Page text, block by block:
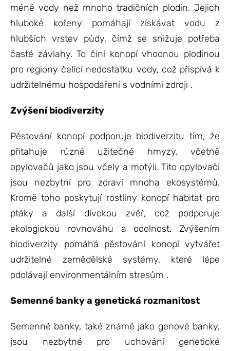
méně vody než mnoho tradičních plodin. Jejich
hluboké kořeny pomáhají získávat vodu z
hlubších vrstev půdy, čímž se snižuje potřeba
časté závlahy. To činí konopí vhodnou plodinou
pro regiony čelící nedostatku vody, což přispívá k
udržitelnému hospodaření s vodními zdroji .
Zvýšení biodiverzity
Pěstování konopí podporuje biodiverzitu tím, že
přitahuje různé užitečné hmyzy, včetně
opylovačů jako jsou včely a motýli. Tito opylovači
jsou nezbytní pro zdraví mnoha ekosystémů.
Kromě toho poskytují rostliny konopí habitat pro
ptáky a další divokou zvěř, což podporuje
ekologickou rovnováhu a odolnost. Zvýšením
biodiverzity pomáhá pěstování konopí vytvářet
udržitelné zemědělské systémy, které lépe
odolávají environmentálním stresům .
Semenné banky a genetická rozmanitost
Semenné banky, také známé jako genové banky,
jsou nezbytné pro uchování genetické